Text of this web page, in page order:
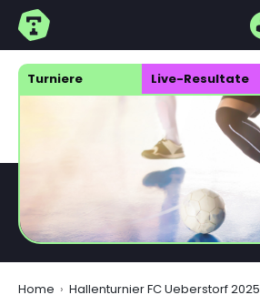
Turniere Live-Resultate
Home Hallenturnier FC Ueberstorf 2025